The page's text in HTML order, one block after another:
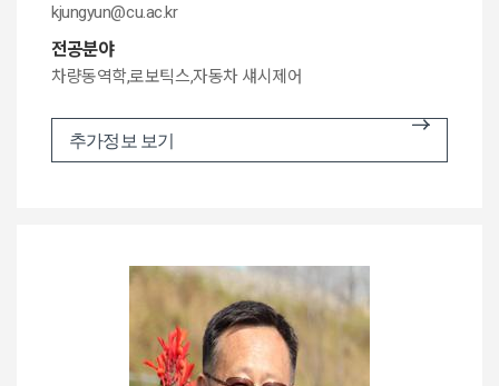
kjungyun@cu.ac.kr
전공분야
차량동역학,로보틱스,자동차 섀시제어
추가정보 보기